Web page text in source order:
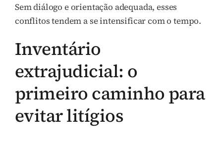
Sem diálogo e orientação adequada, esses
conflitos tendem a se intensificar com o tempo.
Inventário
extrajudicial: o
primeiro caminho para
evitar litígios